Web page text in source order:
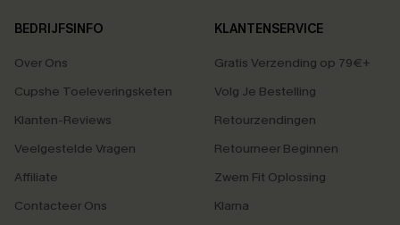
BEDRIJFSINFO
Over Ons
Cupshe Toeleveringsketen
Klanten-Reviews
Veelgestelde Vragen
Affiliate
Contacteer Ons
KLANTENSERVICE
Gratis Verzending op 79€+
Volg Je Bestelling
Retourzendingen
Retourneer Beginnen
Zwem Fit Oplossing
Klarna